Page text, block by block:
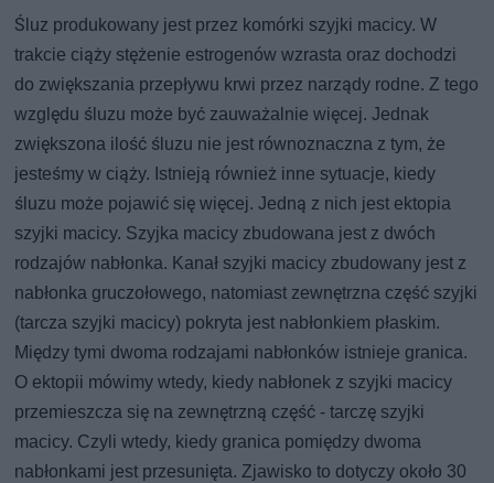
Śluz produkowany jest przez komórki szyjki macicy. W
trakcie ciąży stężenie estrogenów wzrasta oraz dochodzi
do zwiększania przepływu krwi przez narządy rodne. Z tego
względu śluzu może być zauważalnie więcej. Jednak
zwiększona ilość śluzu nie jest równoznaczna z tym, że
jesteśmy w ciąży. Istnieją również inne sytuacje, kiedy
śluzu może pojawić się więcej. Jedną z nich jest ektopia
szyjki macicy. Szyjka macicy zbudowana jest z dwóch
rodzajów nabłonka. Kanał szyjki macicy zbudowany jest z
nabłonka gruczołowego, natomiast zewnętrzna część szyjki
(tarcza szyjki macicy) pokryta jest nabłonkiem płaskim.
Między tymi dwoma rodzajami nabłonków istnieje granica.
O ektopii mówimy wtedy, kiedy nabłonek z szyjki macicy
przemieszcza się na zewnętrzną część - tarczę szyjki
macicy. Czyli wtedy, kiedy granica pomiędzy dwoma
nabłonkami jest przesunięta. Zjawisko to dotyczy około 30